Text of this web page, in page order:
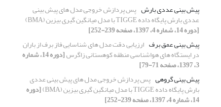
پیش بینی عددی بارش پس پردازش خروجی مدل های پیش بینی
عددی بارش پایگاه داده TIGGE با مدل میانگین گیری بیزین (BMA)
[دوره 14، شماره 4، 1397، صفحه 239-252]
پیش بینی عمق برف ارزیابی دقت مدل های شناسایی فاز برف از باران
در ایستگاه های هواشناسی منطقه کوهستانی زاگرس [دوره 14، شماره
3، 1397، صفحه 71-79]
پیش بینی گروهی پس پردازش خروجی مدل های پیش بینی عددی
بارش پایگاه داده TIGGE با مدل میانگین گیری بیزین (BMA) [دوره
14، شماره 4، 1397، صفحه 239-252]